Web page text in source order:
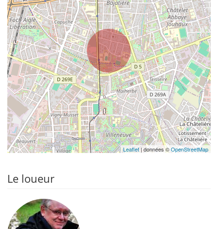
Leaflet| données ©OpenStreetMap
Le loueur